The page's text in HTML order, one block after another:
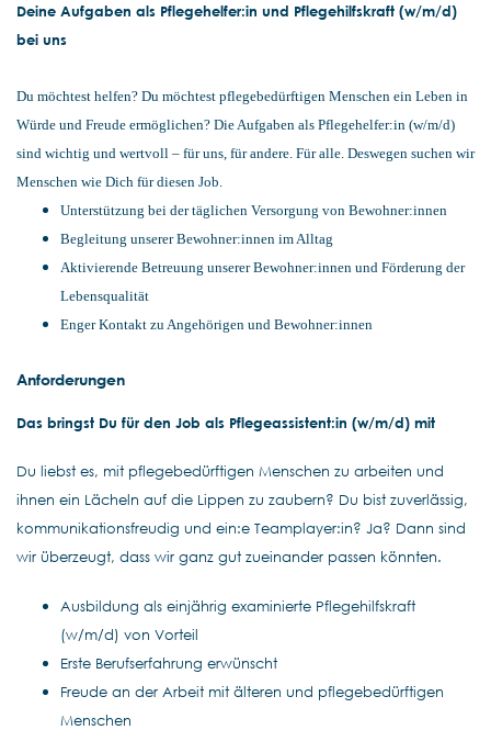
Deine Aufgaben als Pflegehelfer:in und Pflegehilfskraft (w/m/d)
bei uns
Du möchtest helfen? Du möchtest pflegebedürftigen Menschen ein Leben in
Würde und Freude ermöglichen? Die Aufgaben als Pflegehelfer:in (w/m/d)
sind wichtig und wertvoll – für uns, für andere. Für alle. Deswegen suchen wir
Menschen wie Dich für diesen Job.
Unterstützung bei der täglichen Versorgung von Bewohner:innen
Begleitung unserer Bewohner:innen im Alltag
Aktivierende Betreuung unserer Bewohner:innen und Förderung der
Lebensqualität
Enger Kontakt zu Angehörigen und Bewohner:innen
Anforderungen
Das bringst Du für den Job als Pflegeassistent:in (w/m/d) mit
Du liebst es, mit pflegebedürftigen Menschen zu arbeiten und
ihnen ein Lächeln auf die Lippen zu zaubern? Du bist zuverlässig,
kommunikationsfreudig und ein:e Teamplayer:in? Ja? Dann sind
wir überzeugt, dass wir ganz gut zueinander passen könnten.
Ausbildung als einjährig examinierte Pflegehilfskraft
(w/m/d) von Vorteil
Erste Berufserfahrung erwünscht
Freude an der Arbeit mit älteren und pflegebedürftigen
Menschen